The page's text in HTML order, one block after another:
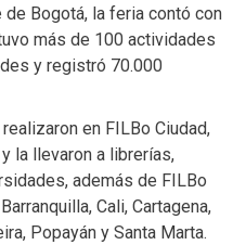
Bogotá, la feria contó con
más de 100 actividades
y registró 70.000
en FILBo Ciudad,
la llevaron a librerías,
además de FILBo
Cali, Cartagena,
Popayán y Santa Marta.